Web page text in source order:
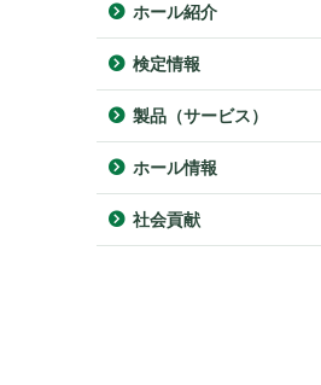
ホール紹介
検定情報
製品（サービス）
ホール情報
社会貢献